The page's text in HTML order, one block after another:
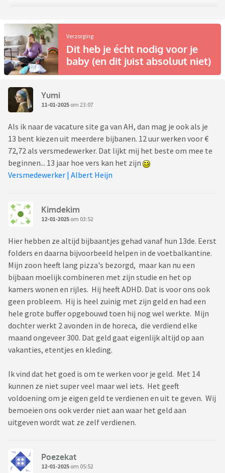
Verzorging
Dit heb je écht nodig voor je
baby (en dit juist absoluut niet)
Yumi
11-01-2025 om 23:07
Als ik naar de vacature site ga van AH, dan mag je ook als je
13 bent kiezen uit meerdere bijbanen. 12 uur werken voor €
72,72 als versmedewerker. Dat lijkt mij het beste om mee te
beginnen... 13 jaar hoe vers kan het zijn
Versmedewerker | Albert Heijn
Kimdekim
12-01-2025 om 03:52
Hier hebben ze altijd bijbaantjes gehad vanaf hun 13de. Eerst
folders en daarna bijvoorbeeld helpen in de voetbalkantine.
Mijn zoon heeft lang pizza's bezorgd, maar kan nu een
bijbaan moelijk combineren met zijn studie en het op
kamers wonen en rijles. Hij heeft ADHD. Dat is voor ons ook
geen probleem. Hij is heel zuinig met zijn geld en had een
hele grote buffer opgebouwd toen hij nog wel werkte. Mijn
dochter werkt 2 avonden in de horeca, die verdiend elke
maand ongeveer 300. Dat geld gaat eigenlijk altijd op aan
vakanties, etentjes en kleding.
Ik vind dat het goed is om te werken voor je geld. Met 14
kunnen ze niet super veel maar wel iets. Het geeft
voldoening om je eigen geld te verdienen en uit te geven. Wij
bemoeien ons ook verder niet aan waar het geld aan
uitgeven wordt wat ze zelf verdienen.
Poezekat
12-01-2025 om 05:52